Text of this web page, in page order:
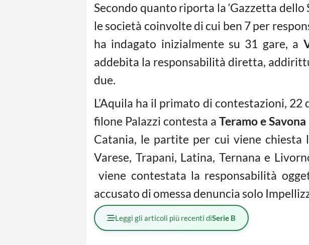
Secondo quanto riporta la ‘Gazzetta
le società coinvolte di cui ben 7 per
ha indagato inizialmente su 31 gare, a
addebita la responsabilità diretta,
due.
L’Aquila ha il primato di contestazioni,
filone Palazzi contesta aTeramo e Savona
Catania, le partite per cui viene
Varese, Trapani, Latina, Ternana e
viene contestata la responsabilità
accusato di omessa denuncia solo
Leggi gli articoli più recenti diSerie B